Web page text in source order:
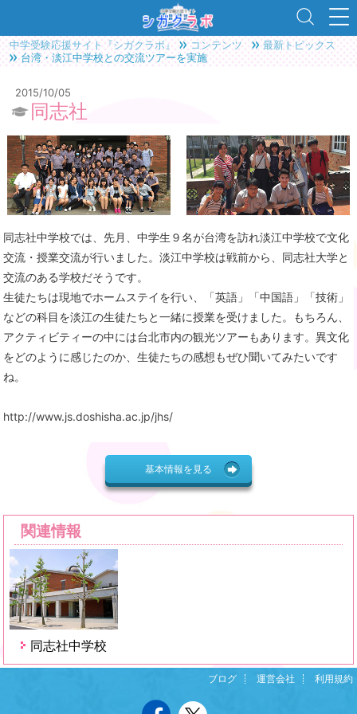
中学受験応援サイト『シガクラボ』 コンテンツ
最新トピックス
台湾・淡江中学校との交流ツアーを実施
2015/10/05
同志社
同志社中学校では、先月、中学生９名が台湾を訪れ淡江中学校で文化
交流・授業交流が行いました。淡江中学校は戦前から、同志社大学と
交流のある学校だそうです。
生徒たちは現地でホームステイを行い、「英語」「中国語」「技術」
などの科目を淡江の生徒たちと一緒に授業を受けました。もちろん、
アクティビティーの中には台北市内の観光ツアーもあります。異文化
をどのように感じたのか、生徒たちの感想もぜひ聞いてみたいです
ね。
http://www.js.doshisha.ac.jp/jhs/
基本情報を見る
関連情報
同志社中学校
ブログ 運営会社 利用規約